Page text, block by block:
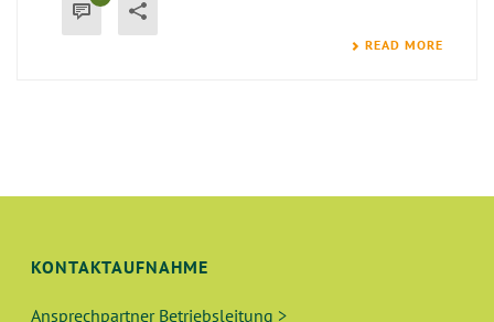
READ MORE
KONTAKTAUFNAHME
Ansprechpartner Betriebsleitung >